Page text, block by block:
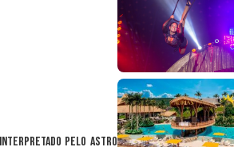
pelo astro